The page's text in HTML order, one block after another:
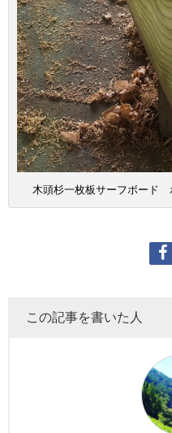
木頭杉一枚板サーフボード
この記事を書いた人